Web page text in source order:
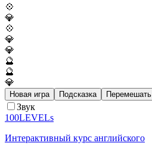
💠
💎
💠
💎
💎
🔮
🔮
💎
Новая игра Подсказка Перемешать
Звук
100LEVELs
Интерактивный курс английского